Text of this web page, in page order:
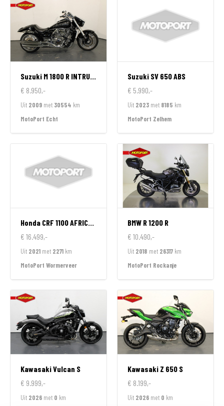
Suzuki M 1800 R INTRUDER
€ 8.950,-
Uit 2009 met 30554 km
MotoPort Echt
Suzuki SV 650 ABS
€ 5.990,-
Uit 2023 met 8185 km
MotoPort Zelhem
Honda CRF 1100 AFRICA TWIN
€ 16.499,-
Uit 2021 met 2271 km
MotoPort Wormerveer
BMW R 1200 R
€ 10.490,-
Uit 2018 met 26317 km
MotoPort Rockanje
KawasakiVulcan S
€ 9.999,-
Uit 2026 met 0 km
Kawasaki Z 650 S
€ 8.199,-
Uit 2026 met 0 km